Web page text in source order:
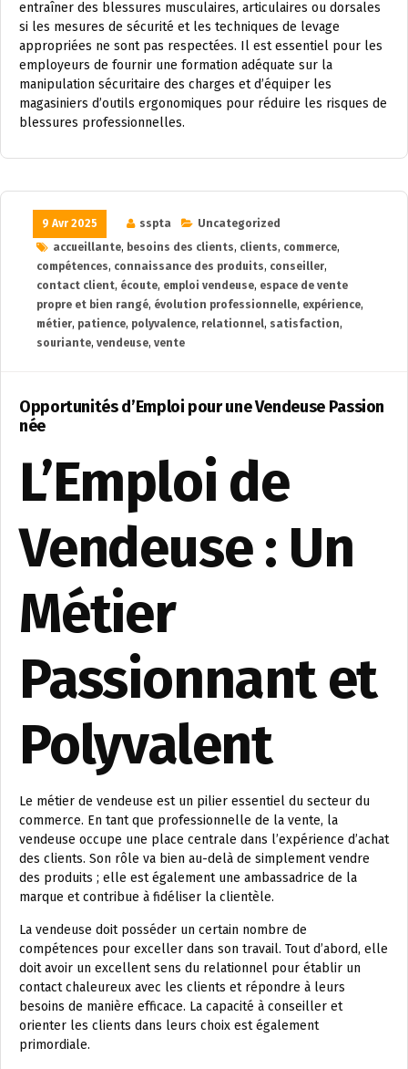
entraîner des blessures musculaires, articulaires ou dorsales
si les mesures de sécurité et les techniques de levage
appropriées ne sont pas respectées. Il est essentiel pour les
employeurs de fournir une formation adéquate sur la
manipulation sécuritaire des charges et d’équiper les
magasiniers d’outils ergonomiques pour réduire les risques de
blessures professionnelles.
9 Avr 2025 sspta
Uncategorized
accueillante, besoins des clients, clients, commerce,
compétences, connaissance des produits, conseiller,
contact client, écoute, emploi vendeuse, espace de vente
propre et bien rangé, évolution professionnelle, expérience,
métier, patience, polyvalence, relationnel, satisfaction,
souriante, vendeuse, vente
Opportunités d’Emploi pour une Vendeuse Passion
née
L’Emploi de
Vendeuse : Un
Métier
Passionnant et
Polyvalent
Le métier de vendeuse est un pilier essentiel du secteur du
commerce. En tant que professionnelle de la vente, la
vendeuse occupe une place centrale dans l’expérience d’achat
des clients. Son rôle va bien au-delà de simplement vendre
des produits ; elle est également une ambassadrice de la
marque et contribue à fidéliser la clientèle.
La vendeuse doit posséder un certain nombre de
compétences pour exceller dans son travail. Tout d’abord, elle
doit avoir un excellent sens du relationnel pour établir un
contact chaleureux avec les clients et répondre à leurs
besoins de manière efficace. La capacité à conseiller et
orienter les clients dans leurs choix est également
primordiale.